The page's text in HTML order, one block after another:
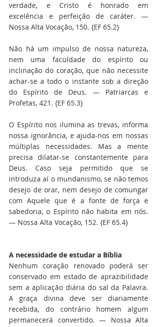
verdade, e Cristo é honrado em
excelência e perfeição de caráter. —
Nossa Alta Vocação, 150. {EF 65.2}
Não há um impulso de nossa natureza,
nem uma faculdade do espírito ou
inclinação do coração, que não necessite
achar-se a todo o instante sob a direção
do Espírito de Deus. — Patriarcas e
Profetas, 421. {EF 65.3}
O Espírito nos ilumina as trevas, informa
nossa ignorância, e ajuda-nos em nossas
múltiplas necessidades. Mas a mente
precisa dilatar-se constantemente para
Deus. Caso seja permitido que se
introduza aí o mundanismo, se não temos
desejo de orar, nem desejo de comungar
com Aquele que é a fonte de força e
sabedoria, o Espírito não habita em nós.
— Nossa Alta Vocação, 152. {EF 65.4}
A necessidade de estudar a Bíblia
Nenhum coração renovado poderá ser
conservado em estado de aprazibilidade
sem a aplicação diária do sal da Palavra.
A graça divina deve ser diariamente
recebida, do contrário homem algum
permanecerá convertido. — Nossa Alta